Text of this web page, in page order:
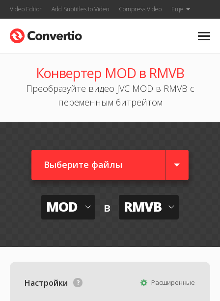
Video Editor Add Subtitles to Video Compress Video Ещё
Конвертер MOD в RMVB
Преобразуйте видео JVC MOD в RMVB с
переменным битрейтом
Выберите файлы
MOD в RMVB
Расширенные
Настройки